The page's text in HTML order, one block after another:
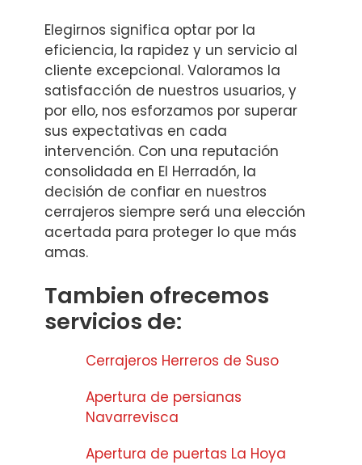
Elegirnos significa optar por la
eficiencia, la rapidez y un servicio al
cliente excepcional. Valoramos la
satisfacción de nuestros usuarios, y
por ello, nos esforzamos por superar
sus expectativas en cada
intervención. Con una reputación
consolidada en El Herradón, la
decisión de confiar en nuestros
cerrajeros siempre será una elección
acertada para proteger lo que más
amas.
Tambien ofrecemos
servicios de:
Cerrajeros Herreros de Suso
Apertura de persianas
Navarrevisca
Apertura de puertas La Hoya